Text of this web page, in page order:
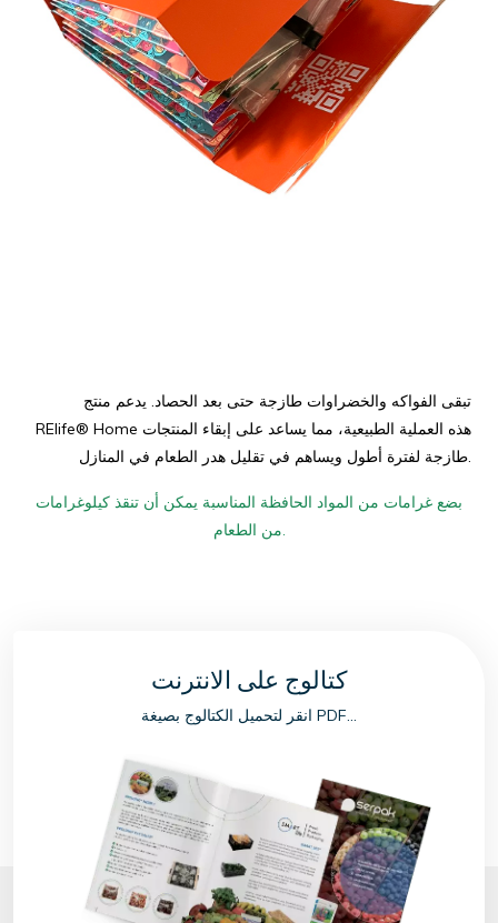
تبقى الفواكه والخضراوات طازجة حتى بعد الحصاد. يدعم منتج
RElife® Home هذه العملية الطبيعية، مما يساعد على إبقاء المنتجات
طازجة لفترة أطول ويساهم في تقليل هدر الطعام في المنازل.
بضع غرامات من المواد الحافظة المناسبة يمكن أن تنقذ كيلوغرامات
من الطعام.
كتالوج على الانترنت
انقر لتحميل الكتالوج بصيغة PDF...